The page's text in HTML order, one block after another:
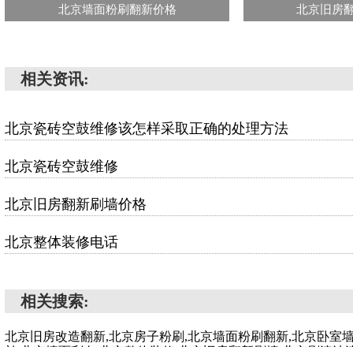
北京墙面粉刷翻新价格 北京旧房
相关资讯:
北京瓷砖空鼓维修该怎样采取正确的处理方法
北京瓷砖空鼓维修
北京旧房翻新刷墙价格
北京整体装修电话
相关搜索:
北京旧房改造翻新,北京房子粉刷,北京墙面粉刷翻新,北京卧室